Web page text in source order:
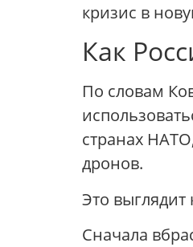
кризис в
Как
По словам
странах
дронов.
Это выглядит
Сначала